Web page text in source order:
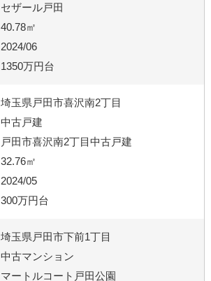
セザール戸田
40.78㎡
2024/06
1350万円台
埼玉県戸田市喜沢南2丁目
中古戸建
戸田市喜沢南2丁目中古戸建
32.76㎡
2024/05
300万円台
埼玉県戸田市下前1丁目
中古マンション
マートルコート戸田公園